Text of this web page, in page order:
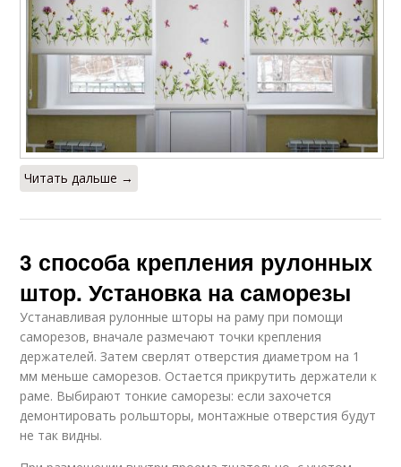
Читать дальше →
3 способа крепления рулонных
штор. Установка на саморезы
Устанавливая рулонные шторы на раму при помощи
саморезов, вначале размечают точки крепления
держателей. Затем сверлят отверстия диаметром на 1
мм меньше саморезов. Остается прикрутить держатели к
раме. Выбирают тонкие саморезы: если захочется
демонтировать рольшторы, монтажные отверстия будут
не так видны.